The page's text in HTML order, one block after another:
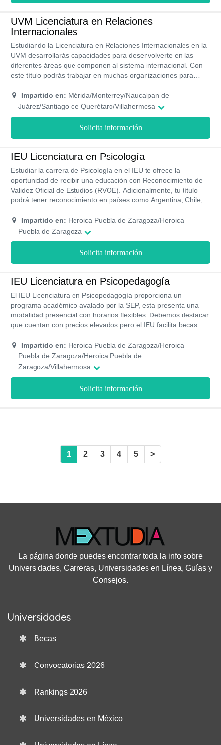
UVM Licenciatura en Relaciones
Internacionales
Estudiando la Licenciatura en Relaciones Internacionales en la
UVM desarrollarás capacidades para desenvolverte en las
diferentes áreas que componen al sistema internacional. Con
este título podrás trabajar en muchas organizaciones para
mantener una buena relación entre los países. Esta carrera de
la UVM tiene una duración de 4 años y medio debido a que su
14 campus de esta universidad.
Impartido en: Mérida/Monterrey/Naucalpan de
Juárez/Santiago de Querétaro/Villahermosa
Solicita información
IEU Licenciatura en Psicología
Estudiar la carrera de Psicología en el IEU te ofrece la
oportunidad de recibir una educación con Reconocimiento de
Validez Oficial de Estudios (RVOE). Adicionalmente, tu título
podrá tener reconocimiento en países como Argentina, Chile,
costos un poco elevados, el IEU ofrece un increíble programa
de becas en donde incluso podrán exonerarte en el pago de la
será reconocido en las principales empresas del país.
Impartido en: Heroica Puebla de Zaragoza/Heroica
Puebla de Zaragoza
Solicita información
IEU Licenciatura en Psicopedagogía
El IEU Licenciatura en Psicopedagogía proporciona un
programa académico avalado por la SEP, esta presenta una
modalidad presencial con horarios flexibles. Debemos destacar
que cuentan con precios elevados pero el IEU facilita becas
sobresaliente.
Impartido en: Heroica Puebla de Zaragoza/Heroica
Puebla de Zaragoza/Heroica Puebla de
Zaragoza/Villahermosa
Solicita información
1 2 3 4 5 >
La página donde puedes encontrar toda la info sobre
Universidades, Carreras, Universidades en Línea, Guías y
Consejos.
Universidades
Becas
Convocatorias 2026
Rankings 2026
Universidades en México